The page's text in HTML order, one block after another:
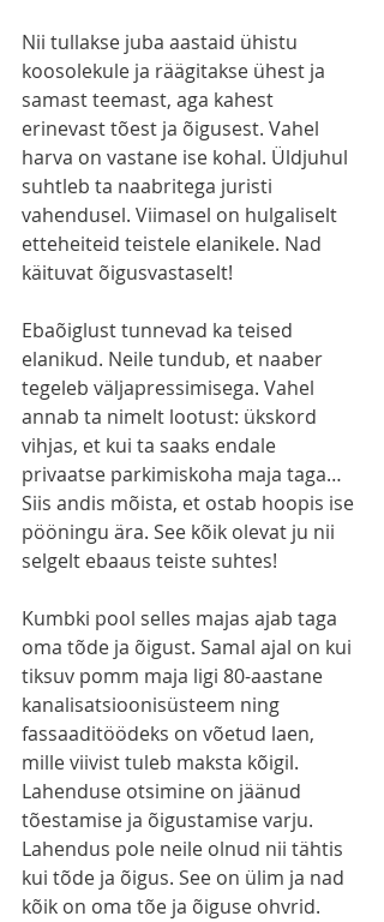
Nii tullakse juba aastaid ühistu
koosolekule ja räägitakse ühest ja
samast teemast, aga kahest
erinevast tõest ja õigusest. Vahel
harva on vastane ise kohal. Üldjuhul
suhtleb ta naabritega juristi
vahendusel. Viimasel on hulgaliselt
etteheiteid teistele elanikele. Nad
käituvat õigusvastaselt!
Ebaõiglust tunnevad ka teised
elanikud. Neile tundub, et naaber
tegeleb väljapressimisega. Vahel
annab ta nimelt lootust: ükskord
vihjas, et kui ta saaks endale
privaatse parkimiskoha maja taga…
Siis andis mõista, et ostab hoopis ise
pööningu ära. See kõik olevat ju nii
selgelt ebaaus teiste suhtes!
Kumbki pool selles majas ajab taga
oma tõde ja õigust. Samal ajal on kui
tiksuv pomm maja ligi 80-aastane
kanalisatsioonisüsteem ning
fassaaditöödeks on võetud laen,
mille viivist tuleb maksta kõigil.
Lahenduse otsimine on jäänud
tõestamise ja õigustamise varju.
Lahendus pole neile olnud nii tähtis
kui tõde ja õigus. See on ülim ja nad
kõik on oma tõe ja õiguse ohvrid.